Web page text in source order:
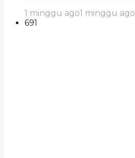
1 minggu ago1 minggu ago
691